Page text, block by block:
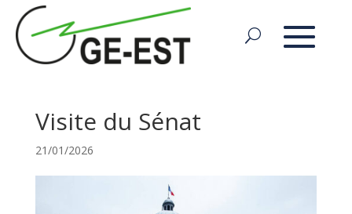
Visite du Sénat
21/01/2026